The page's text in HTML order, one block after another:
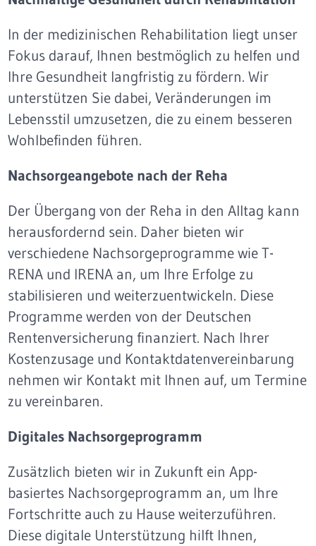
In der medizinischen Rehabilitation liegt unser
Fokus darauf, Ihnen bestmöglich zu helfen und
Ihre Gesundheit langfristig zu fördern. Wir
unterstützen Sie dabei, Veränderungen im
Lebensstil umzusetzen, die zu einem besseren
Wohlbefinden führen.
Nachsorgeangebote nach der Reha
Der Übergang von der Reha in den Alltag kann
herausfordernd sein. Daher bieten wir
verschiedene Nachsorgeprogramme wie T-
RENA und IRENA an, um Ihre Erfolge zu
stabilisieren und weiterzuentwickeln. Diese
Programme werden von der Deutschen
Rentenversicherung finanziert. Nach Ihrer
Kostenzusage und Kontaktdatenvereinbarung
nehmen wir Kontakt mit Ihnen auf, um Termine
zu vereinbaren.
Digitales Nachsorgeprogramm
Zusätzlich bieten wir in Zukunft ein App-
basiertes Nachsorgeprogramm an, um Ihre
Fortschritte auch zu Hause weiterzuführen.
Diese digitale Unterstützung hilft Ihnen,